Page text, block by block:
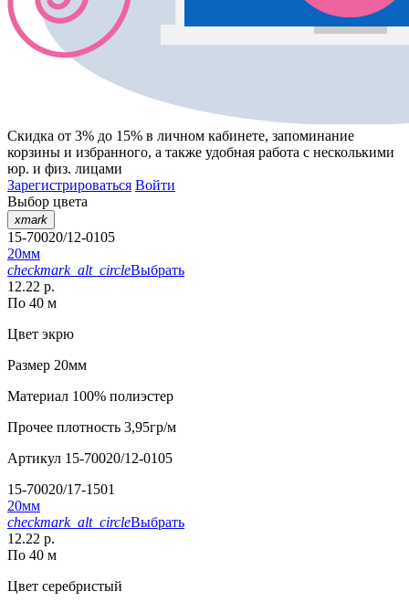
Скидка от 3% до 15% в личном кабинете, запоминание
корзины и избранного, а также удобная работа с несколькими
юр. и физ. лицами
Зарегистрироваться Войти
Выбор цвета
xmark
15-70020/12-0105
20мм
checkmark_alt_circleВыбрать
12.22 р.
По 40 м
Цвет экрю
Размер 20мм
Материал 100% полиэстер
Прочее плотность 3,95гр/м
Артикул 15-70020/12-0105
15-70020/17-1501
20мм
checkmark_alt_circleВыбрать
12.22 р.
По 40 м
Цвет серебристый